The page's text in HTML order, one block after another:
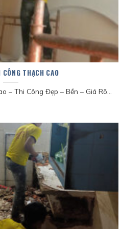
THẠCH CAO
– Thi Công Đẹp – Bền – Giá Rõ...